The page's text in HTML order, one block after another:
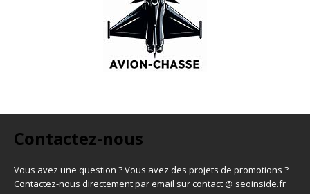
Contactez-nous
Vous avez une question ? Vous avez des projets de promotions ?
Contactez-nous directement par email sur contact @ seoinside.fr